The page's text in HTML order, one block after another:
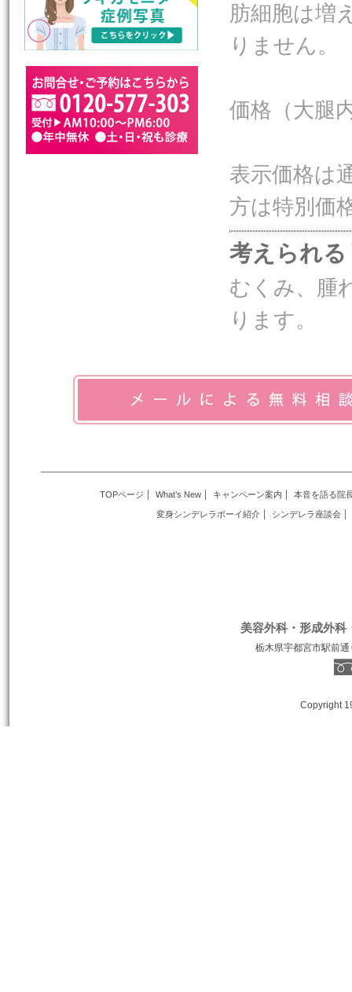
肪細胞は増
りません。
価格（大腿
表示価格は
方は特別価
考えられ
むくみ、腫
ります。
TOPページ What’s New キャンペーン案内 本音を語る院
変身シンデレラボーイ紹介 シンデレラ座談会
美容外科・形成外科
栃木県宇都宮市駅前
Copyright